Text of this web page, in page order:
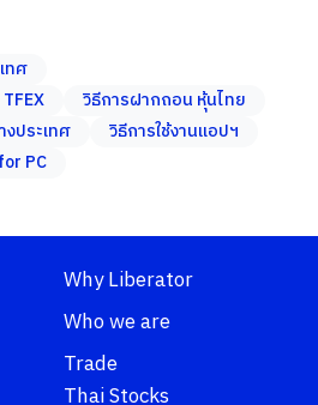
ทศ
วิธีการฝากถอน หุ้นไทย
ประเทศ
วิธีการใช้งานแอปฯ
PC
Why Liberator
Who we are
Trade
Thai Stocks